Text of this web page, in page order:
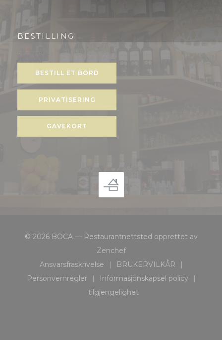
BESTILLING
BESTILL ET BORD
PRIVATISERING
GAVEKORT
© 2026 BOCA — Restaurantnettsted opprettet av
Zenchef((åpner i et nytt vindu))
Ansvarsfraskrivelse
((åpner i et nytt vindu))
BRUKERVILKÅR
((åpner i et nytt
Personvernregler
((åpner i et nytt vindu))
Informasjonskapsel policy
((åpner i et nytt
tilgjengelighet
((åpner i et nytt vindu))